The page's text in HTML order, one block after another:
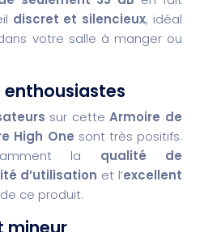
discret et silencieux, idéal
votre salle à manger ou
sur cetteArmoire de
High One sont très positifs.
la qualité de
d’utilisation et l’excellent
de ce produit.